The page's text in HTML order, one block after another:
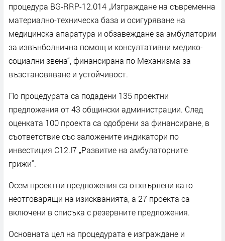
процедура BG-RRP-12.014 „Изграждане на съвременна
материално-техническа база и осигуряване на
медицинска апаратура и обзавеждане за амбулатории
за извънболнична помощ и консултативни медико-
социални звена“, финансирана по Механизма за
възстановяване и устойчивост.
По процедурата са подадени 135 проектни
предложения от 43 общински администрации. След
оценката 100 проекта са одобрени за финансиране, в
съответствие със заложените индикатори по
инвестиция C12.I7 „Развитие на амбулаторните
грижи“.
Осем проектни предложения са отхвърлени като
неотговарящи на изискванията, а 27 проекта са
включени в списъка с резервните предложения.
Основната цел на процедурата е изграждане и